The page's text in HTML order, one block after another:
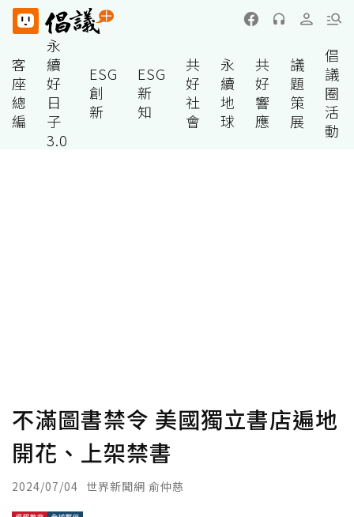
客
座
總
編
永
續
好
日
子
3.0
ESG
創
新
ESG
新
知
共
好
社
會
永
續
地
球
共
好
響
應
議
題
策
展
倡
議
圈
活
動
不滿圖書禁令 美國獨立書店遍地
開花、上架禁書
2024/07/04 世界新聞網 俞仲慈